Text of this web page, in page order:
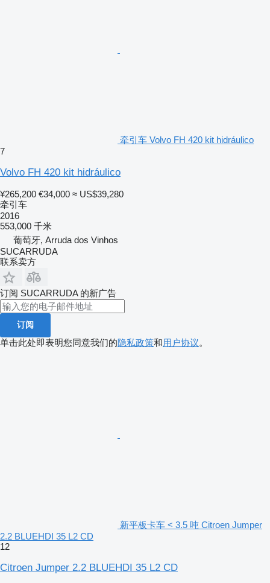
牵引车 Volvo FH 420 kit hidráulico
7
Volvo FH 420 kit hidráulico
¥265,200 €34,000 ≈ US$39,280
牵引车
2016
553,000 千米
葡萄牙, Arruda dos Vinhos
SUCARRUDA
联系卖方
订阅 SUCARRUDA 的新广告
订阅
单击此处即表明您同意我们的隐私政策和用户协议。
新平板卡车 < 3.5 吨 Citroen Jumper
2.2 BLUEHDI 35 L2 CD
12
Citroen Jumper 2.2 BLUEHDI 35 L2 CD